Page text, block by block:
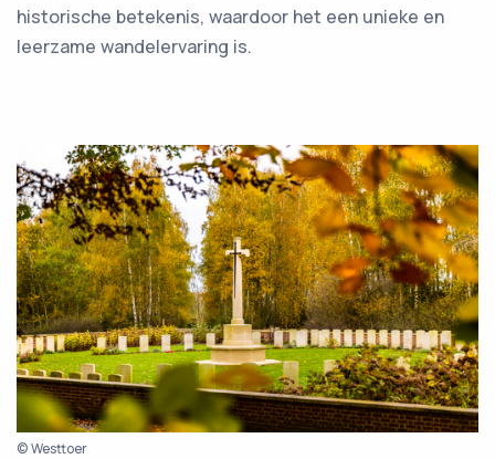
historische betekenis, waardoor het een unieke en
leerzame wandelervaring is.
© Westtoer